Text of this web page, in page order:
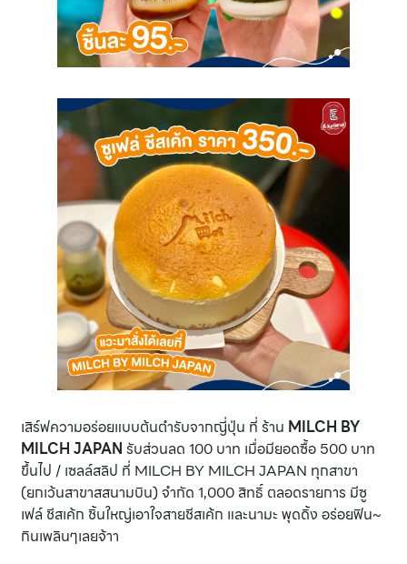
เสิร์ฟความอร่อยแบบต้นตำรับจากญี่ปุ่น ที่ ร้าน MILCH BY
MILCH JAPAN รับส่วนลด 100 บาท เมื่อมียอดซื้อ 500 บาท
ขึ้นไป / เซลล์สลิป ที่ MILCH BY MILCH JAPAN ทุกสาขา
(ยกเว้นสาขาสสนามบิน) จำกัด 1,000 สิทธิ์ ตลอดรายการ มีซู
เฟล์ ชีสเค้ก ชิ้นใหญ่เอาใจสายชีสเค้ก และนามะ พุดดิ้ง อร่อยฟิน~
กินเพลินๆเลยจ้าา